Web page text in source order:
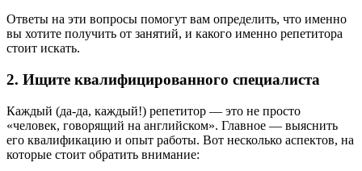
Ответы на эти вопросы помогут вам определить, что именно
вы хотите получить от занятий, и какого именно репетитора
стоит искать.
2. Ищите квалифицированного специалиста
Каждый (да-да, каждый!) репетитор — это не просто
«человек, говорящий на английском». Главное — выяснить
его квалификацию и опыт работы. Вот несколько аспектов, на
которые стоит обратить внимание: